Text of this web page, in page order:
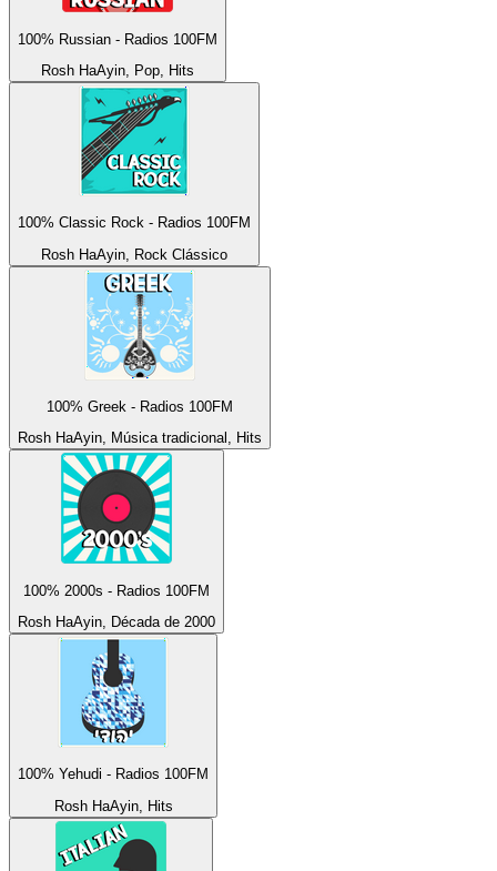
100% Russian - Radios 100FM
Rosh HaAyin, Pop, Hits
100% Classic Rock - Radios 100FM
Rosh HaAyin, Rock Clássico
100% Greek - Radios 100FM
Rosh HaAyin, Música tradicional, Hits
100% 2000s - Radios 100FM
Rosh HaAyin, Década de 2000
100% Yehudi - Radios 100FM
Rosh HaAyin, Hits